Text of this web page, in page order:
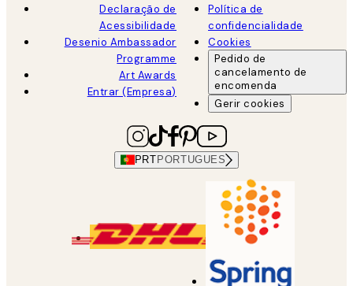
Declaração de
Acessibilidade
Desenio Ambassador
Programme
Art Awards
Entrar (Empresa)
Política de
confidencialidade
Cookies
Pedido de
cancelamento de
encomenda
Gerir cookies
PRT PORTUGUES